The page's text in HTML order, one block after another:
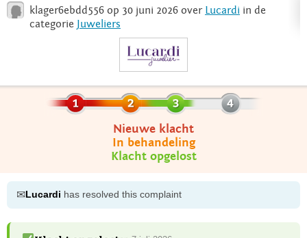
Login
klager6ebdd556 op 30 juni 2026 over Lucardi in de
categorie Juweliers
Nieuwe klacht
In behandeling
Klacht opgelost
✉Lucardi has resolved this complaint